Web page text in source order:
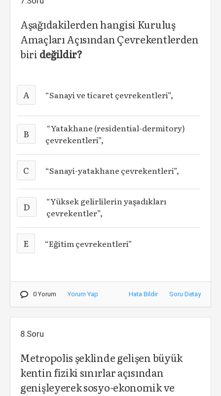
Aşağıdakilerden hangisi Kuruluş
Amaçları Açısından Çevrekentlerden
biri değildir?
A “Sanayi ve ticaret çevrekentleri”,
B
“Yatakhane (residential-dermitory)
çevrekentleri”,
C “Sanayi-yatakhane çevrekentleri”,
D
“Yüksek gelirlilerin yaşadıkları
çevrekentler”,
E “Eğitim çevrekentleri”
0 Yorum Yorum Yap Hata Bildir Soru Detay
8.Soru
Metropolis şeklinde gelişen büyük
kentin fiziki sınırlar açısından
genişleyerek sosyo-ekonomik ve